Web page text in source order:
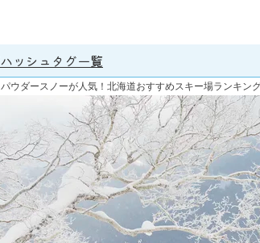
ハッシュタグ一覧
パウダースノーが人気！北海道おすすめスキー場ランキン